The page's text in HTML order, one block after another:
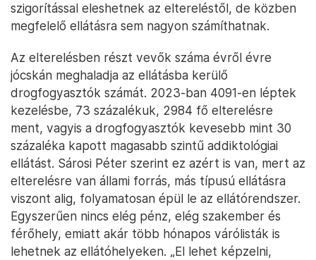
szigorítással eleshetnek az eltereléstől, de közben
megfelelő ellátásra sem nagyon számíthatnak.
Az elterelésben részt vevők száma évről évre
jócskán meghaladja az ellátásba kerülő
drogfogyasztók számát. 2023-ban 4091-en léptek
kezelésbe, 73 százalékuk, 2984 fő elterelésre
ment, vagyis a drogfogyasztók kevesebb mint 30
százaléka kapott magasabb szintű addiktológiai
ellátást. Sárosi Péter szerint ez azért is van, mert az
elterelésre van állami forrás, más típusú ellátásra
viszont alig, folyamatosan épül le az ellátórendszer.
Egyszerűen nincs elég pénz, elég szakember és
férőhely, emiatt akár több hónapos várólisták is
lehetnek az ellátóhelyeken. „El lehet képzelni,